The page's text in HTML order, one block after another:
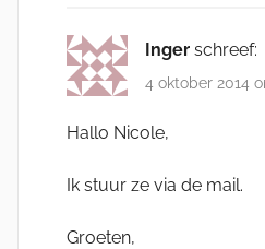
Inger schreef:
4 oktober 2014
Hallo Nicole,
Ik stuur ze via de mail.
Groeten,